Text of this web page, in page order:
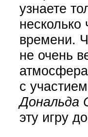
узнаете
несколько
времени.
не очень
с
Дональда
эту игру